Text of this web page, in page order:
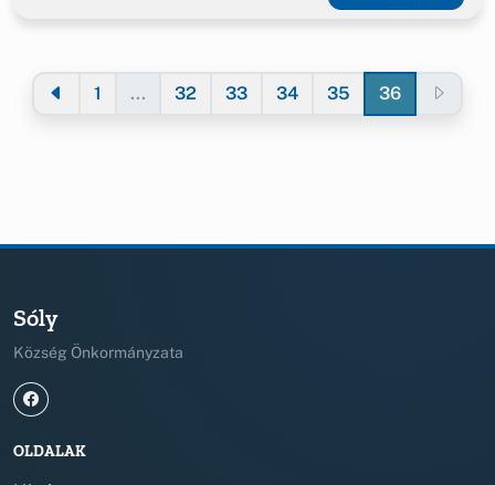
1 ... 32 33 34 35 36
Sóly
Község Önkormányzata
OLDALAK